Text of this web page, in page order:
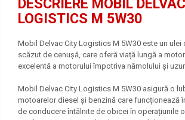
DESCRIERE MOBIL
LOGISTICS M 5W30
Mobil Delvac City Logistics M 5W30 este un
scăzut de cenușă, care oferă viață lungă a
excelentă a motorului împotriva nămolului și
Mobil Delvac City Logistics M 5W30 asigură o
motoarelor diesel și benzină care funcționează
de conducere întâlnite de obicei în operațiunile